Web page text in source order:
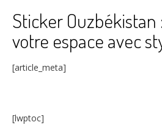
Sticker Ouzbékistan
votre espace avec
[article_meta]
[lwptoc]